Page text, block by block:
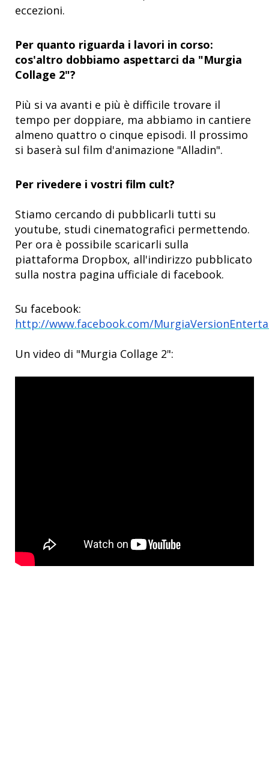
eccezioni.
Per quanto riguarda i lavori in corso:
cos'altro dobbiamo aspettarci da "Murgia
Collage 2"?
Più si va avanti e più è difficile trovare il
tempo per doppiare, ma abbiamo in cantiere
almeno quattro o cinque episodi. Il prossimo
si baserà sul film d'animazione "Alladin".
Per rivedere i vostri film cult?
Stiamo cercando di pubblicarli tutti su
youtube, studi cinematografici permettendo.
Per ora è possibile scaricarli sulla
piattaforma Dropbox, all'indirizzo pubblicato
sulla nostra pagina ufficiale di facebook.
Su facebook:
http://www.facebook.com/
Un video di "Murgia Collage 2":